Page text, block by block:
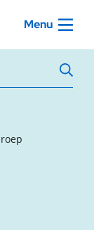
Menu